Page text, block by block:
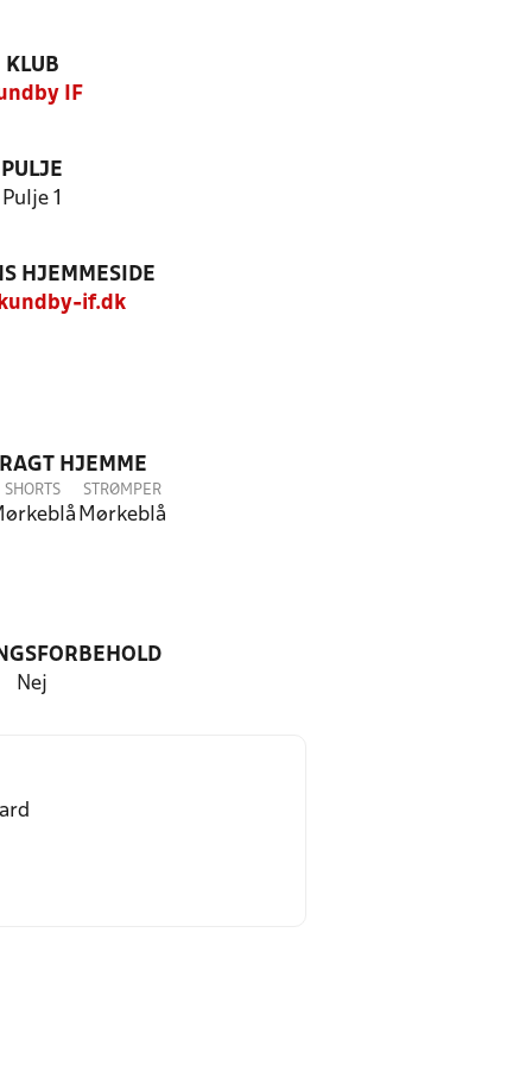
KLUB
IF
PULJE
Pulje 1
HJEMMESIDE
if.dk
HJEMME
SHORTS STRØMPER
Mørkeblå
Nej